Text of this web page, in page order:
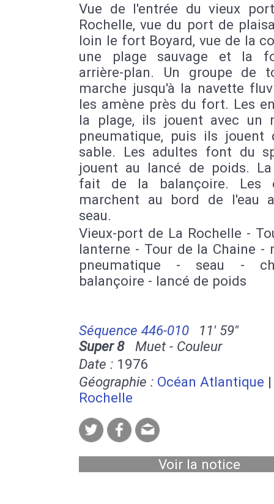
Vue de l'entrée du vieux
Rochelle, vue du port de
loin le fort Boyard, vue de la
une plage sauvage et la
arrière-plan. Un groupe de
marche jusqu'à la navette
les amène près du fort. Les
la plage, ils jouent avec un
pneumatique, puis ils jouent
sable. Les adultes font du
jouent au lancé de poids.
fait de la balançoire. Les
marchent au bord de l'eau
seau.
Vieux-port de La Rochelle -
lanterne - Tour de la Chaine -
pneumatique - seau -
balançoire - lancé de poids
Séquence 446-010
11' 59''
Super 8Muet - Couleur
Date : 1976
Géographie : Océan Atlantique
Rochelle
Voir la notice